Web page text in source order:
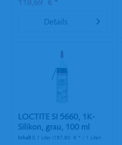
118,69 € *
Details
LOCTITE SI 5660, 1K-
Silikon, grau, 100 ml
Tube
Inhalt0.1 Liter (197,80 € * / 1 Liter)